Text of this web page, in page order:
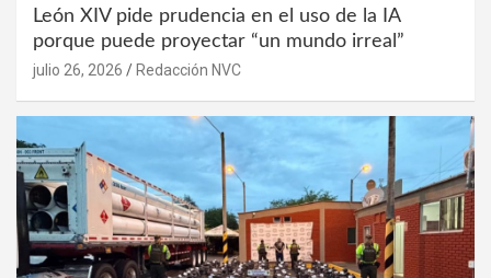
León XIV pide prudencia en el uso de la IA
porque puede proyectar “un mundo irreal”
julio 26, 2026 Redacción NVC